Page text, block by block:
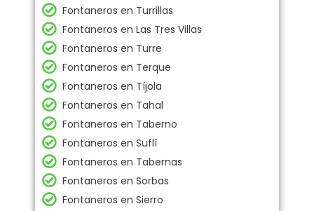
Fontaneros en Turrillas
Fontaneros en Las Tres Villas
Fontaneros en Turre
Fontaneros en Terque
Fontaneros en Tíjola
Fontaneros en Tahal
Fontaneros en Taberno
Fontaneros en Suflí
Fontaneros en Tabernas
Fontaneros en Sorbas
Fontaneros en Sierro